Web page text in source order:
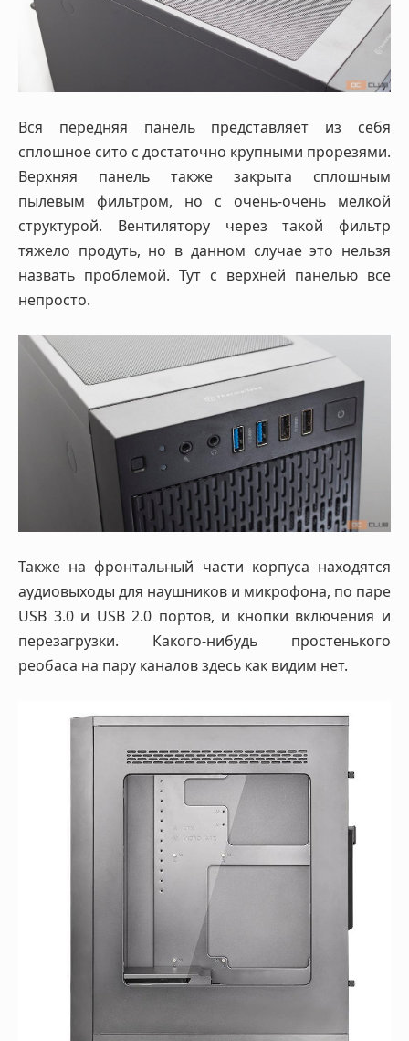
Вся передняя панель представляет из себя
сплошное сито с достаточно крупными прорезями.
Верхняя панель также закрыта сплошным
пылевым фильтром, но с очень-очень мелкой
структурой. Вентилятору через такой фильтр
тяжело продуть, но в данном случае это нельзя
назвать проблемой. Тут с верхней панелью все
непросто.
Также на фронтальный части корпуса находятся
аудиовыходы для наушников и микрофона, по паре
USB 3.0 и USB 2.0 портов, и кнопки включения и
перезагрузки. Какого-нибудь простенького
реобаса на пару каналов здесь как видим нет.